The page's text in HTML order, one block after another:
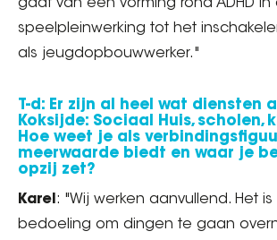
gaat van een vorming rond ADHD in
speelpleinwerking tot het
als jeugdopbouwwerker."
T-d: Er zijn al heel wat diensten
Koksijde: Sociaal Huis, scholen,
Hoe weet je als
meerwaarde biedt en waar je
opzij zet?
Karel : "Wij werken aanvullend. Het
bedoeling om dingen te gaan